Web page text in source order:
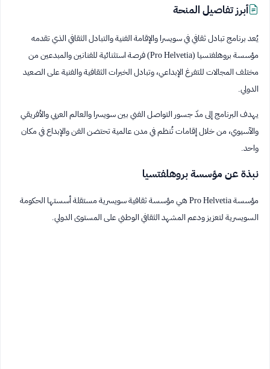
أبرز تفاصيل المنحة
يُعد برنامج تبادل ثقافي في سويسرا والإقامة الفنية والتبادل الثقافي الذي تقدمه
مؤسسة بروهلفتسيا (Pro Helvetia) فرصة استثنائية للفنانين والمبدعين من
مختلف المجالات للتفرغ الإبداعي، وتبادل الخبرات الثقافية والفنية على الصعيد
الدولي.
يهدف البرنامج إلى مدّ جسور التواصل الفني بين سويسرا والعالم العربي والأفريقي
والآسيوي، من خلال إقامات تُنظم في مدن عالمية تحتضن الفن والإبداع في مكان
واحد.
نبذة عن مؤسسة بروهلفتسيا
مؤسسة Pro Helvetia هي مؤسسة ثقافية سويسرية مستقلة أسستها الحكومة
السويسرية لتعزيز ودعم المشهد الثقافي الوطني على المستوى الدولي.